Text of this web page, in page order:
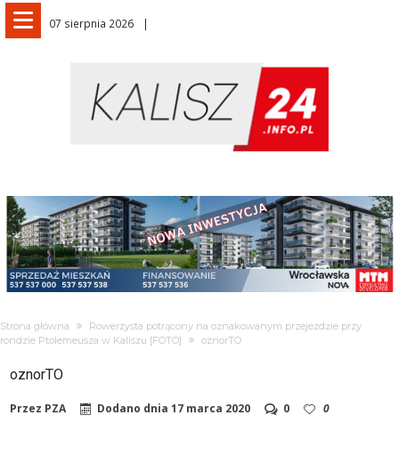
07 sierpnia 2026
Strona główna
Rowerzysta potrącony na oznakowanym przejezdzie przy
rondzie Ptolemeusza w Kaliszu [FOTO]
oznorTO
oznorTO
Przez PZA Dodano dnia17 marca 2020 0 0